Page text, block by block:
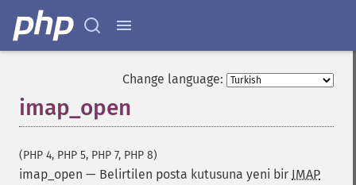
Change language:
imap_open
(PHP 4, PHP 5, PHP 7, PHP 8)
imap_open — Belirtilen posta kutusuna yeni bir IMAP